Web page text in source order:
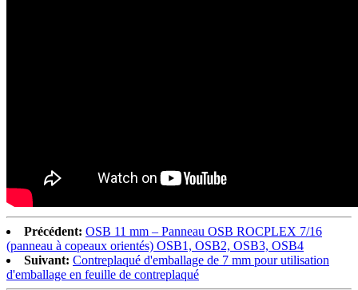
Précédent: OSB 11 mm – Panneau OSB ROCPLEX 7/16
(panneau à copeaux orientés) OSB1, OSB2, OSB3, OSB4
Suivant: Contreplaqué d'emballage de 7 mm pour utilisation
d'emballage en feuille de contreplaqué